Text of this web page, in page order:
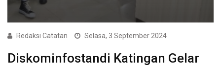
Redaksi Catatan Selasa, 3 September 2024
Diskominfostandi Katingan Gelar